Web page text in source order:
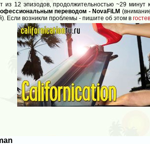
из 12 эпизодов, продолжительностью ~29
переводом - NovaFiLM
Если возникли проблемы - пишите об этом в